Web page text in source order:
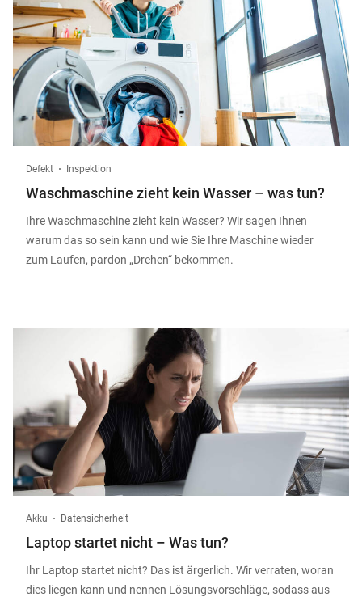
Defekt Inspektion
Waschmaschine zieht kein Wasser – was tun?
Ihre Waschmaschine zieht kein Wasser? Wir sagen Ihnen
warum das so sein kann und wie Sie Ihre Maschine wieder
zum Laufen, pardon „Drehen“ bekommen.
Akku Datensicherheit
Laptop startet nicht – Was tun?
Ihr Laptop startet nicht? Das ist ärgerlich. Wir verraten, woran
dies liegen kann und nennen Lösungsvorschläge, sodass aus